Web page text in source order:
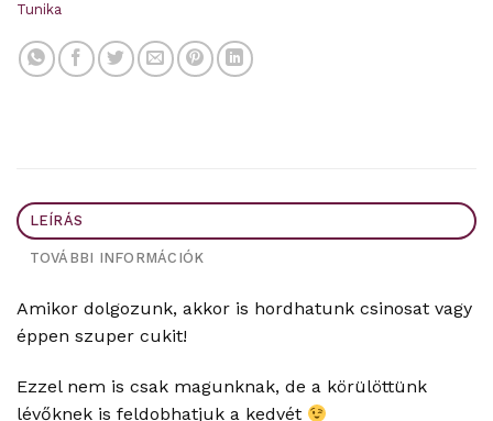
Tunika
LEÍRÁS
TOVÁBBI INFORMÁCIÓK
Amikor dolgozunk, akkor is hordhatunk csinosat vagy
éppen szuper cukit!
Ezzel nem is csak magunknak, de a körülöttünk
lévőknek is feldobhatjuk a kedvét